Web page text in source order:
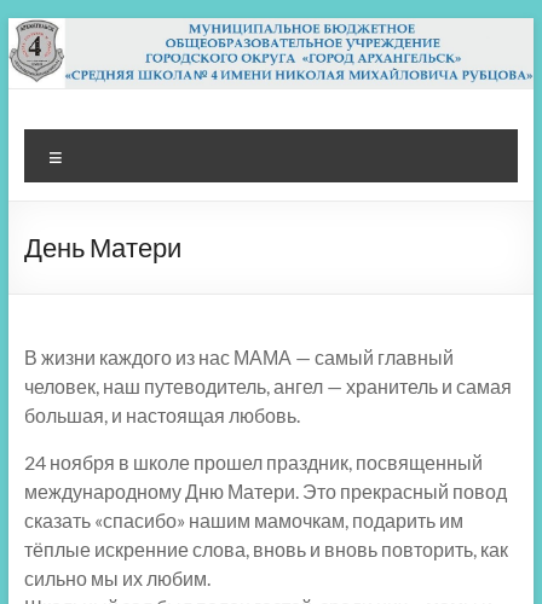
Перейти
к
содержимому
МБОУ СШ 4
Архангельск
День Матери
В жизни каждого из нас МАМА — самый главный
человек, наш путеводитель, ангел — хранитель и самая
большая, и настоящая любовь.
24 ноября в школе прошел праздник, посвященный
международному Дню Матери. Это прекрасный повод
сказать «спасибо» нашим мамочкам, подарить им
тёплые искренние слова, вновь и вновь повторить, как
сильно мы их любим.